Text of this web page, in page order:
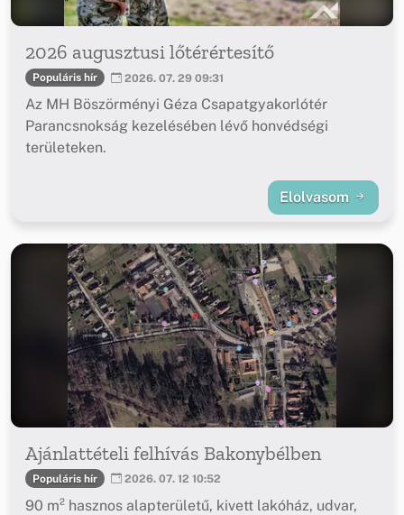
2026 augusztusi lőtérértesítő
Populáris hír 2026. 07. 29 09:31
Az MH Böszörményi Géza Csapatgyakorlótér
Parancsnokság kezelésében lévő honvédségi
területeken.
Elolvasom
Ajánlattételi felhívás Bakonybélben
Populáris hír 2026. 07. 12 10:52
90 m² hasznos alapterületű, kivett lakóház, udvar,